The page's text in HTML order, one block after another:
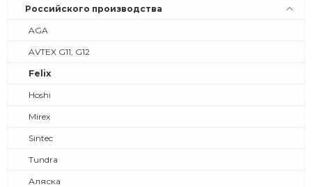
Российского производства
AGA
AVTEX G11, G12
Felix
Hoshi
Mirex
Sintec
Tundra
Аляска